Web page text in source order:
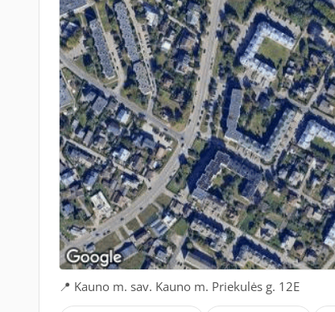
📍 Kauno m. sav. Kauno m. Priekulės g. 12E